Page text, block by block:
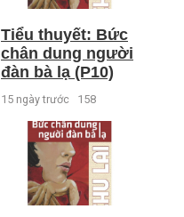
Tiểu thuyết: Bức
chân dung người
đàn bà lạ (P10)
15 ngày trước 158